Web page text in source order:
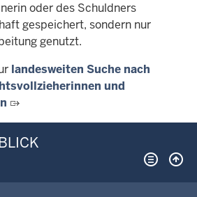
oder des Schuldners
gespeichert, sondern nur
genutzt.
landesweiten Suche nach
und